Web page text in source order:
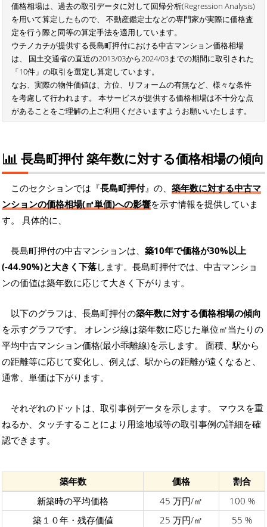
価格相場は、過去の取引データに対して回帰分析(Regression Analysis)
を用いて算定したもので、 不動産鑑定士などの専門家が実際に価格査
定を行う際と同等の算定手法を適用しています。
ウチノカチが提供する長島町押付における中古マンション価格相場
は、 国土交通省の直近の2013/03から2024/03までの期間に取引された
「10件」の取引を選定し算定しています。
なお、実際の物件価値は、方位、リフォームの有無など、様々な条件
を考慮して行われます。 本サービスが提供する価格相場は不十分な点
があることをご理解の上ご利用くださいますようお願いいたします。
長島町押付 築年数に対する価格相場の傾向
このセクションでは『長島町押付』の、 築年数に対する中古マ
ンションの価格相場(㎡単価)への影響を示す情報を提供していま
す。 具体的に、
長島町押付の中古マンションは、 築10年で価格が30%以上
(-44.90%)と大きく下落します。長島町押付では、中古マンショ
ンの価値は築年数に応じて大きく下がります。
以下のグラフは、長島町押付の築年数に対する価格相場の傾向
を示すグラフです。 オレンジ線は築年数に応じた単位㎡当たりの
平均中古マンション価格(最小乖離線)を示します。 面積、駅から
の距離等に応じて変化し、例えば、駅からの距離が遠くなると、
通常、単価は下がります。
それぞれのドットは、取引事例データを示します。 マウスを重
ねるか、タッチすることにより用途地域等の取引事例の詳細を確
認できます。
築年数 価格
割合
新築時の平均価格
45 万円/㎡
100 %
築１０年・残存価値
25 万円/㎡
55 %